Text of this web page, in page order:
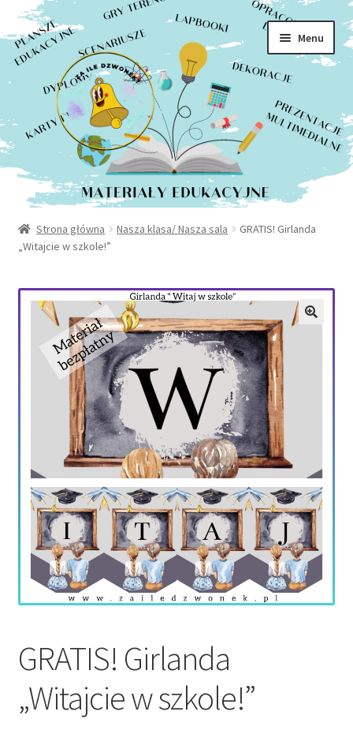
Przejdź
do
nawigacji
Przejdź
do
treści
Menu
Sklep
Rozwiń
menu
Moje konto
Kontakt
Strona główna Nasza klasa/ Nasza sala
GRATIS! Girlanda
„Witajcie w szkole!”
GRATIS! Girlanda
„Witajcie w szkole!”